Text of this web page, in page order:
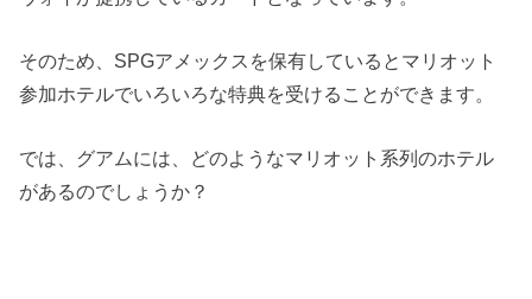
そのため、SPGアメックスを保有しているとマリオット
参加ホテルでいろいろな特典を受けることができます。
では、グアムには、どのようなマリオット系列のホテル
があるのでしょうか？